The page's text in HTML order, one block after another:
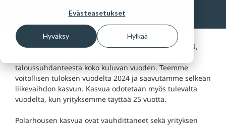
Evästeasetukset
Hyväksy Hylkää
Talotehtaallamme Keminmaassa on riittänyt kysyntää,
taloussuhdanteesta koko kuluvan vuoden. Teemme
voitollisen tuloksen vuodelta 2024 ja saavutamme selkeän
liikevaihdon kasvun. Kasvua odotetaan myös tulevalta
vuodelta, kun yrityksemme täyttää 25 vuotta.
Polarhousen kasvua ovat vauhdittaneet sekä yrityksen